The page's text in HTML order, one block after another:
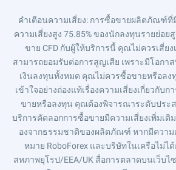
คำเตือนความเสี่ยง: การซื้อขายผลิตภัณฑ์ที่มี
ความเสี่ยงสูง 75.85% ของนักลงทุนรายย่อย
ขาย CFD กับผู้ให้บริการนี้ คุณไม่ควรเสี่ย
สามารถยอมรับต่อการสูญเสีย เพราะมีโอก
เงินลงทุนทั้งหมด คุณไม่ควรซื้อขายหรือลง
เข้าใจอย่างถ่องแท้เรื่องความเสี่ยงเกี่ยวกับ
ขายหรือลงทุน คุณต้องพิจารณาระดับประ
บริการคัดลอกการซื้อขายมีความเสี่ยงเพิ่มเ
องจากธรรมชาติของผลิตภัณฑ์ หากมีความ
หมาย RoboForex และบริษัทในเครือไม่
สหภาพยุโรป/EEA/UK สื่อการตลาดบนเว็บ